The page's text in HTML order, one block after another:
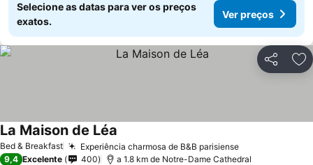
Selecione as datas para ver os preços
exatos.
Ver preços
Partilhar
Bed & Breakfast Experiência charmosa de B&B parisienseVer preços
La Maison de Léa
9,4 Excelente 400 a 1.8 km de Notre-Dame Cathedral